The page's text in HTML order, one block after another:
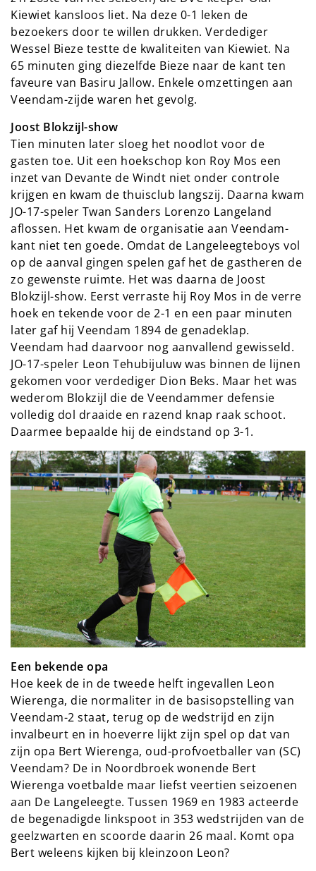
Kiewiet kansloos liet. Na deze 0-1 leken de
bezoekers door te willen drukken. Verdediger
Wessel Bieze testte de kwaliteiten van Kiewiet. Na
65 minuten ging diezelfde Bieze naar de kant ten
faveure van Basiru Jallow. Enkele omzettingen aan
Veendam-zijde waren het gevolg.
Joost Blokzijl-show
Tien minuten later sloeg het noodlot voor de
gasten toe. Uit een hoekschop kon Roy Mos een
inzet van Devante de Windt niet onder controle
krijgen en kwam de thuisclub langszij. Daarna kwam
JO-17-speler Twan Sanders Lorenzo Langeland
aflossen. Het kwam de organisatie aan Veendam-
kant niet ten goede. Omdat de Langeleegteboys vol
op de aanval gingen spelen gaf het de gastheren de
zo gewenste ruimte. Het was daarna de Joost
Blokzijl-show. Eerst verraste hij Roy Mos in de verre
hoek en tekende voor de 2-1 en een paar minuten
later gaf hij Veendam 1894 de genadeklap.
Veendam had daarvoor nog aanvallend gewisseld.
JO-17-speler Leon Tehubijuluw was binnen de lijnen
gekomen voor verdediger Dion Beks. Maar het was
wederom Blokzijl die de Veendammer defensie
volledig dol draaide en razend knap raak schoot.
Daarmee bepaalde hij de eindstand op 3-1.
Een bekende opa
Hoe keek de in de tweede helft ingevallen Leon
Wierenga, die normaliter in de basisopstelling van
Veendam-2 staat, terug op de wedstrijd en zijn
invalbeurt en in hoeverre lijkt zijn spel op dat van
zijn opa Bert Wierenga, oud-profvoetballer van (SC)
Veendam? De in Noordbroek wonende Bert
Wierenga voetbalde maar liefst veertien seizoenen
aan De Langeleegte. Tussen 1969 en 1983 acteerde
de begenadigde linkspoot in 353 wedstrijden van de
geelzwarten en scoorde daarin 26 maal. Komt opa
Bert weleens kijken bij kleinzoon Leon?